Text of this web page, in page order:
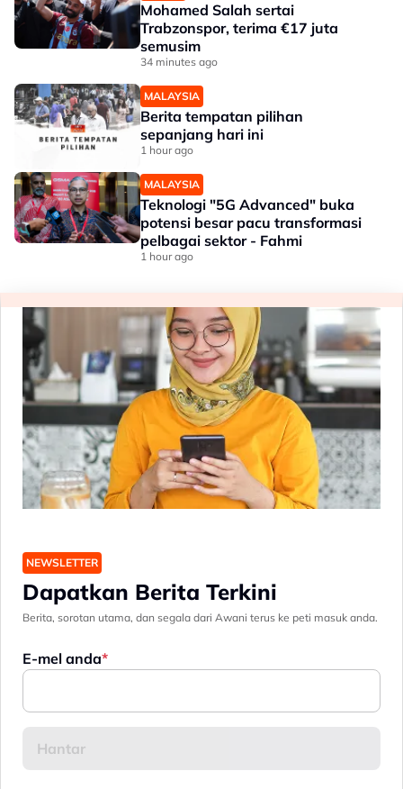
Mohamed Salah sertai
Trabzonspor, terima €17 juta
semusim
34 minutes ago
MALAYSIA
Berita tempatan pilihan
sepanjang hari ini
1 hour ago
MALAYSIA
Teknologi "5G Advanced" buka
potensi besar pacu transformasi
pelbagai sektor - Fahmi
1 hour ago
NEWSLETTER
Dapatkan Berita Terkini
Berita, sorotan utama, dan segala dari Awani terus ke peti masuk anda.
E-mel anda